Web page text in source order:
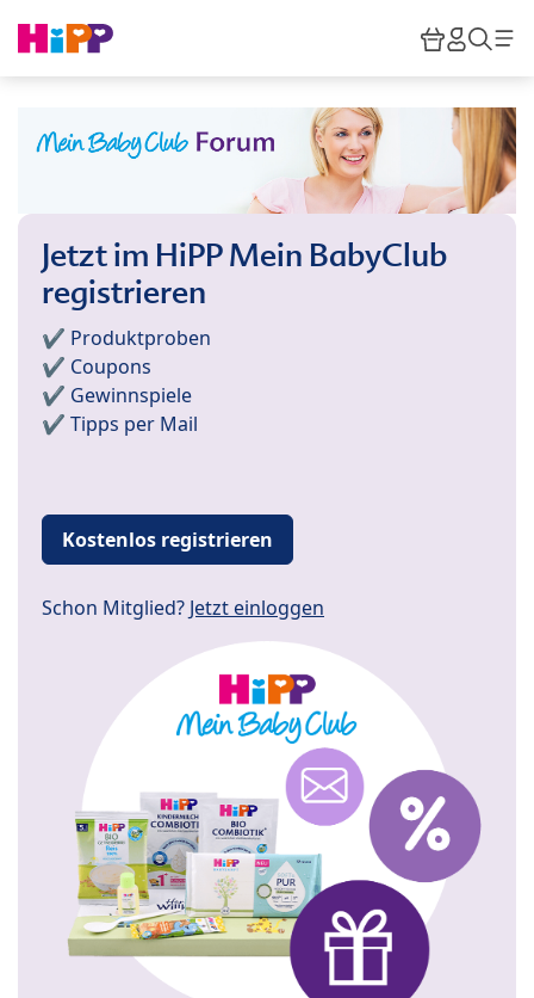
HiPP
Jetzt im HiPP Mein BabyClub
registrieren
✔️ Produktproben
✔️ Coupons
✔️ Gewinnspiele
✔️ Tipps per Mail
Kostenlos registrieren
Schon Mitglied? Jetzt einloggen